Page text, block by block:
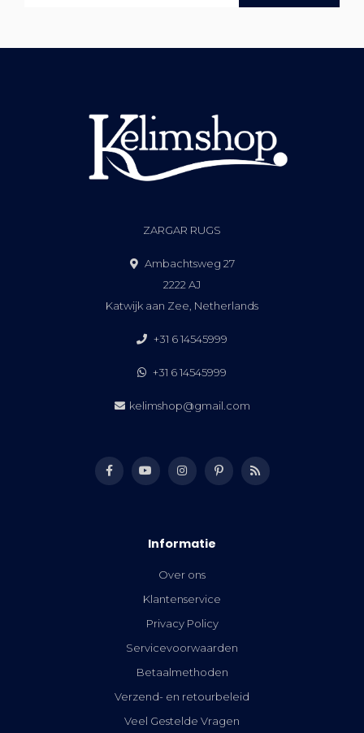
ZARGAR RUGS
Ambachtsweg 27
2222 AJ
Katwijk aan Zee, Netherlands
+31 6 14545999
+31 6 14545999
kelimshop@gmail.com
Informatie
Over ons
Klantenservice
Privacy Policy
Servicevoorwaarden
Betaalmethoden
Verzend- en retourbeleid
Veel Gestelde Vragen